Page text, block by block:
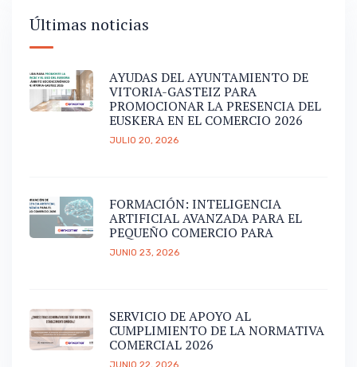
Últimas noticias
AYUDAS DEL AYUNTAMIENTO DE
VITORIA-GASTEIZ PARA
PROMOCIONAR LA PRESENCIA DEL
EUSKERA EN EL COMERCIO 2026
JULIO 20, 2026
FORMACIÓN: INTELIGENCIA
ARTIFICIAL AVANZADA PARA EL
PEQUEÑO COMERCIO PARA
JUNIO 23, 2026
SERVICIO DE APOYO AL
CUMPLIMIENTO DE LA NORMATIVA
COMERCIAL 2026
JUNIO 22, 2026